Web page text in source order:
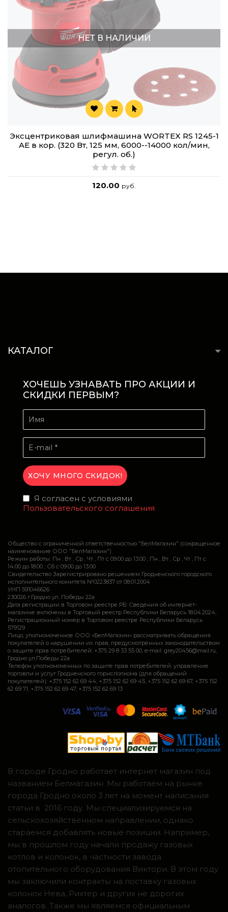
НЕТ В НАЛИЧИИ
Эксцентриковая шлифмашина WORTEX RS 1245-1
AE в кор. (320 Вт, 125 мм, 6000--14000 кол/мин,
регул. об.)
120.00 руб.
КАТАЛОГ
ХОЧЕШЬ УЗНАВАТЬ ПРО АКЦИИ И
СКИДКИ ПЕРВЫМ?
Я согласен с условиями
Пользовательского соглашения
Общество с ограниченной ответственностью "БелМагазин" (сокращенное
наименование ООО "БелМагазин")
Режим работы: Пн , Вт , Ср , Чт , Пт c 09:00 до 13:00 ; Пн , Вт , Ср , Чт , Пт c
14:00 до 18:00 ; Сб c 09:00 до 13:00
Свидетельство Зарегистрировано решением Гродненского городского
исполнительного комитета №0223837 от 08.01.2004
УНП 591046626
230026 г.Гродно ул. Победы 22а
Дата регистрации в Торговом реестре РБ: Сведения об интернет-
магазине включены в Торговый реестр Республики Беларусь 18.04.2024,
Регистрационный номер в Торговом реестре Республики Беларусь
579129
Лицо, уполномоченное ООО «БелМагазин» рассматривать обращения
покупателей о нарушении их прав, предусмотренных законодательством
о защите прав потребителей: +375 29 8 33 55 00, e-mail: grey20456@mail.ru,
Гродно ул.Победы 22а
Телефон уполномоченных по защите прав потребителей: управление
торговли и услуг Гродненского горисполкома (для обращений
покупателей): +375 152 62 69 44, +375 152 62 69 45, +375 152 62 69 67, +375 152
62 69 71, +375 152 62 69 47, +375 152 62 69 13
В городе Гродно работает интернет магазин под
названием Белмагазин. Мы работаем на рынке
города Гродно около 3 лет на момент написания
статьи в 2016 году. Мы специализируемся на
сельскохозяйственном направлении, однако
стараемся добавлять новые позиции. Например,
мы в прошлом году начали продажу газовых
котлов и колонок, в частности завода
отопительного оборудования Виктори. В этом году
мы заключили контракты на поставку газовых
колонок Нева, Рихтер и других не дорогих
аналогов. Также мы являемся официальным